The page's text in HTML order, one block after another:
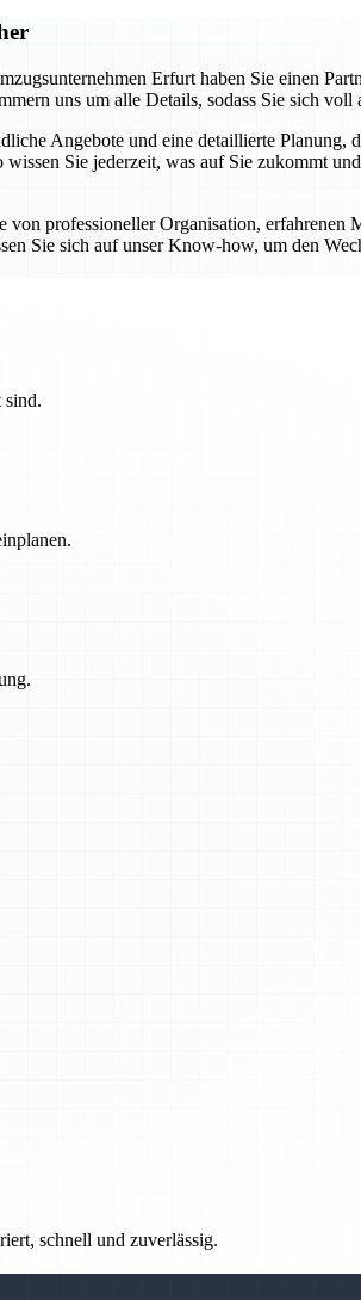
Erfurt haben Sie einen
uns um alle Details, sodass Sie sich voll
Angebote und eine detaillierte Planung,
Sie jederzeit, was auf Sie zukommt
professioneller Organisation, erfahrenen
Sie sich auf unser Know-how, um den
sind.
schnell und zuverlässig.